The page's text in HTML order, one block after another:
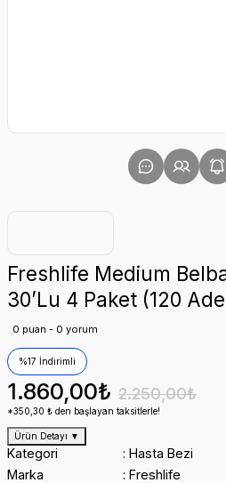
Freshlife Medium
30’Lu 4 Paket (120
0 puan - 0 yorum
%17 İndirimli
1.860,00₺ 2.250,00₺
*350,30 ₺ den başlayan taksitlerle!
Ürün Detayı ▼
Kategori
Hasta Bezi
Marka
Freshlife